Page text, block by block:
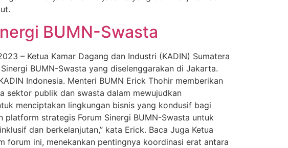
BUMN-Swasta
– Ketua Kamar Dagang dan Industri (KADIN) Sumatera
BUMN-Swasta yang diselenggarakan di Jakarta.
Indonesia. Menteri BUMN Erick Thohir memberikan
sektor publik dan swasta dalam mewujudkan
menciptakan lingkungan bisnis yang kondusif bagi
platform strategis Forum Sinergi BUMN-Swasta untuk
dan berkelanjutan,” kata Erick. Baca Juga Ketua
forum ini, menekankan pentingnya koordinasi erat antara